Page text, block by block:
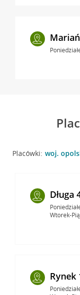
Placówki: woj.
Długa
Wtorek-
Rynek